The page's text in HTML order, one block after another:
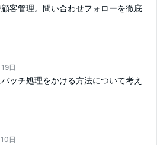
客管理。問い合わせフォローを徹底
日
ッチ処理をかける方法について考え
日